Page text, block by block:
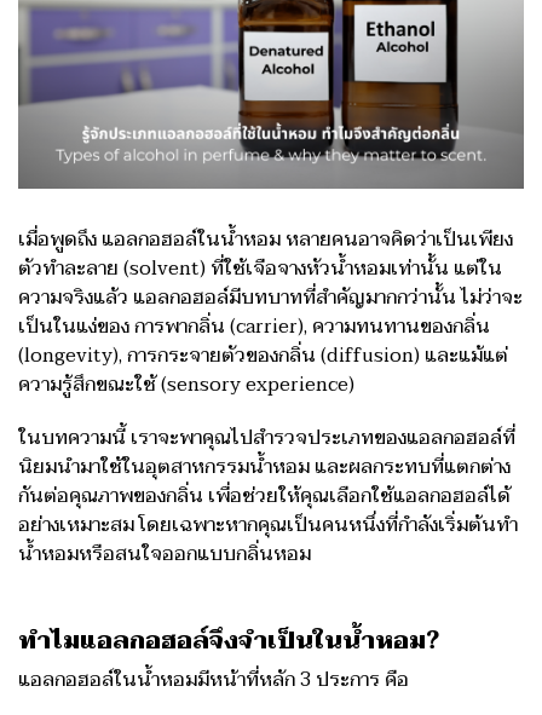
เมื่อพูดถึง แอลกอฮอล์ในน้ำหอม หลายคนอาจคิดว่าเป็นเพียง
ตัวทำละลาย (solvent) ที่ใช้เจือจางหัวน้ำหอมเท่านั้น แต่ใน
ความจริงแล้ว แอลกอฮอล์มีบทบาทที่สำคัญมากกว่านั้น ไม่ว่าจะ
เป็นในแง่ของ การพากลิ่น (carrier), ความทนทานของกลิ่น
(longevity), การกระจายตัวของกลิ่น (diffusion) และแม้แต่
ความรู้สึกขณะใช้ (sensory experience)
ในบทความนี้ เราจะพาคุณไปสำรวจประเภทของแอลกอฮอล์ที่
นิยมนำมาใช้ในอุตสาหกรรมน้ำหอม และผลกระทบที่แตกต่าง
กันต่อคุณภาพของกลิ่น เพื่อช่วยให้คุณเลือกใช้แอลกอฮอล์ได้
อย่างเหมาะสม โดยเฉพาะหากคุณเป็นคนหนึ่งที่กำลังเริ่มต้นทำ
น้ำหอมหรือสนใจออกแบบกลิ่นหอม
ทำไมแอลกอฮอล์จึงจำเป็นในน้ำหอม?
แอลกอฮอล์ในน้ำหอมมีหน้าที่หลัก 3 ประการ คือ